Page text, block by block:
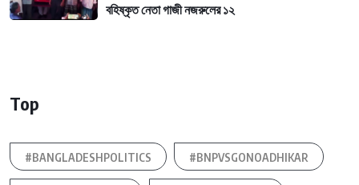
বহিষ্কৃত নেতা গাজী নজরুলের ১২
Top
#BANGLADESHPOLITICS #BNPVSGONOADHIKAR